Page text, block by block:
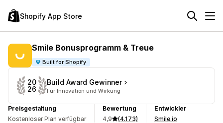
Shopify App Store
Smile Bonusprogramm & Treue
Built for Shopify
20
26
Build Award Gewinner
Für Innovation und Wirkung
Preisgestaltung
Kostenloser Plan verfügbar
Bewertung
4,9
(4.173)
Entwickler
Smile.io